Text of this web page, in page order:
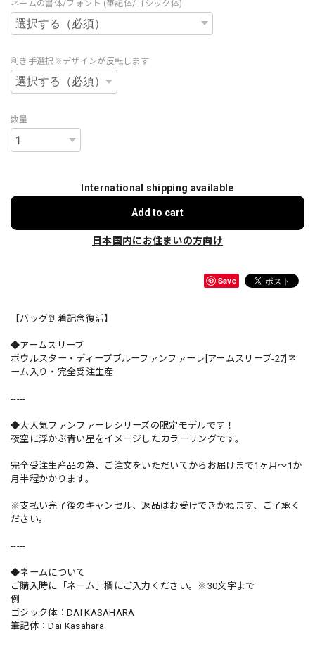
ネームの書体/フォント (筆記体/ゴシック体)
利き手選択※デザインが反転します
数量
International shipping available
Add to cart
日本国内にお住まいの方向け
Save
【バッグ到着記念復活】
◆アームスリーブ
ボウルスター・ディープブルーファンファーレ[アームスリーブ-27]ネ
ーム入り・完全受注生産
-----
◆大人気ファンファーレシリーズの限定モデルです！
夜空に浮かぶ青い星をイメージしたカラーリングです。
完全受注生産品の為、ご注文をいただいてからお届けまで1ヶ月〜1か
月半程かかります。
※支払い完了後のキャンセル、返品はお受けできかねます、ご了承く
ださい。
-----
◆ネームについて
ご購入時に「ネーム」欄にご入力ください。※30文字まで
例
ゴシック体：DAI KASAHARA
筆記体：Dai Kasahara